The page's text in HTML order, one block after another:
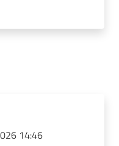
14:46